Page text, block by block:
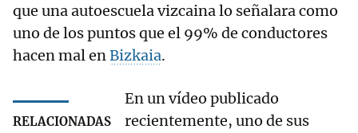
que una autoescuela vizcaina lo señalara como
uno de los puntos que el 99% de conductores
hacen mal enBizkaia.
RELACIONADAS
En un vídeo publicado
recientemente, uno de sus